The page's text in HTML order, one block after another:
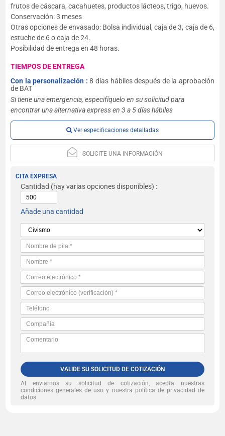
frutos de cáscara, cacahuetes, productos lácteos, trigo, huevos.
Conservación: 3 meses
Otras opciones de envasado: Bolsa individual, caja de 3, caja de 6,
estuche de 6 o caja de 24.
Posibilidad de entrega en 48 horas.
TIEMPOS DE ENTREGA
Con la personalización :8 días hábiles después de la aprobación
de BAT
Si tiene una emergencia, especifíquelo en su solicitud para
encontrar una alternativa express en 3 a 5 días hábiles
Ver especificaciones detalladas
SOLICITE UNA INFORMACIÓN
CITA EXPRESA
Cantidad (hay varias opciones disponibles) :
Añade una cantidad
VALIDE SU SOLICITUD DE COTIZACIÓN
Al enviarnos su solicitud de cotización, acepta nuestras
condiciones generales de uso y nuestra política de privacidad de
datos